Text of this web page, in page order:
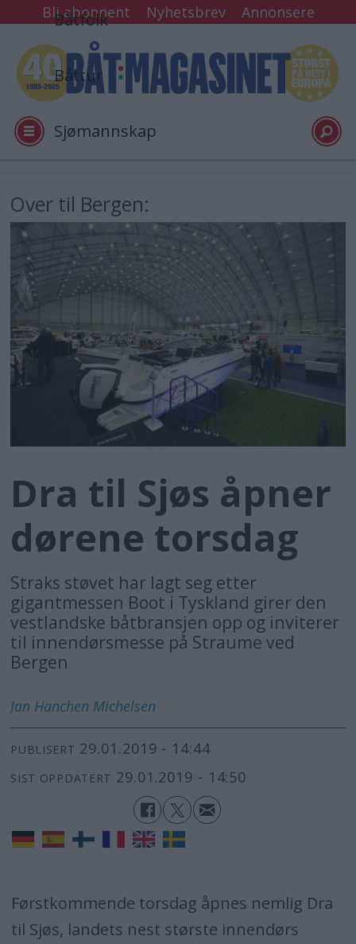
Bli abonnent Nyhetsbrev Annonsere
Båtfolk
Båttur
Sjømannskap
Arkiv
Video
Logg inn
Over til Bergen:
Dra til Sjøs åpner
dørene torsdag
Straks støvet har lagt seg etter
gigantmessen Boot i Tyskland girer den
vestlandske båtbransjen opp og inviterer
til innendørsmesse på Straume ved
Bergen
Jan Hanchen Michelsen
PUBLISERT 29.01.2019 - 14:44
SIST OPPDATERT 29.01.2019 - 14:50
Førstkommende torsdag åpnes nemlig Dra
til Sjøs, landets nest største innendørs